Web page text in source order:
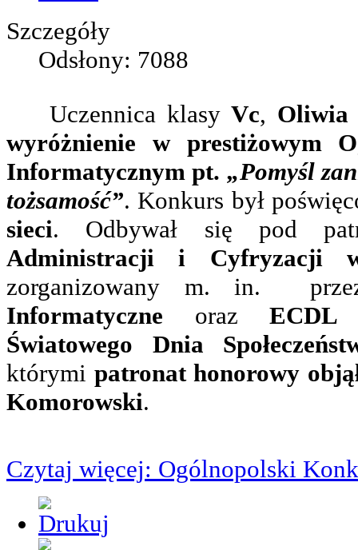
Szczegóły
Odsłony: 7088
Uczennica klasyVc, Oliwia
wyróżnienie w prestiżowym
Informatycznym pt. „Pomyśl
tożsamość”. Konkurs był
sieci. Odbywał się pod
Administracji i Cyfryzacji
zorganizowany m. in.
Informatyczne orazECDL
Światowego Dnia
którymi patronat honorowy
Komorowski.
Czytaj więcej: Ogólnopolski